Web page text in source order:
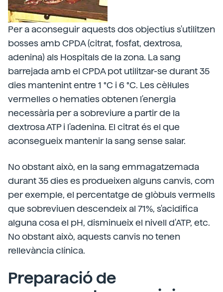
Per a aconseguir aquests dos objectius s'utilitzen
bosses amb CPDA (citrat, fosfat, dextrosa,
adenina) als Hospitals de la zona. La sang
barrejada amb el CPDA pot utilitzar-se durant 35
dies mantenint entre 1 °C i 6 °C. Les cèl·lules
vermelles o hematies obtenen l'energia
necessària per a sobreviure a partir de la
dextrosa ATP i l'adenina. El citrat és el que
aconsegueix mantenir la sang sense salar.
No obstant això, en la sang emmagatzemada
durant 35 dies es produeixen alguns canvis, com
per exemple, el percentatge de glòbuls vermells
que sobreviuen descendeix al 71%, s'acidifica
alguna cosa el pH, disminueix el nivell d'ATP, etc.
No obstant això, aquests canvis no tenen
rellevància clínica.
Preparació de